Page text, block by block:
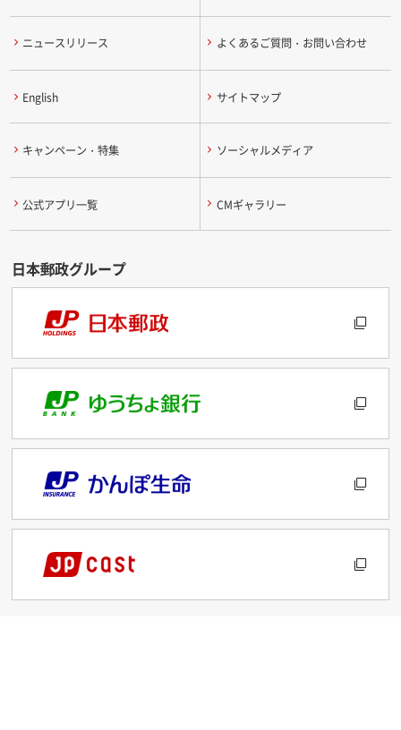
ニュースリリース よくあるご質問・お問い合わせ
English サイトマップ
キャンペーン・特集 ソーシャルメディア
公式アプリ一覧 CMギャラリー